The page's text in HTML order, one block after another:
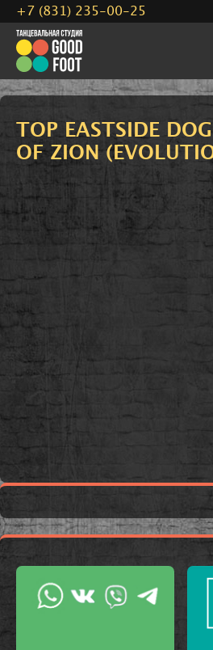
TOP EASTSIDE
OF ZION
+7 (831) 235-00-25